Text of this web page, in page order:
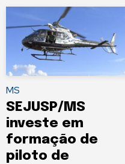
MS
SEJUSP/MS
investe em
formação de
piloto de